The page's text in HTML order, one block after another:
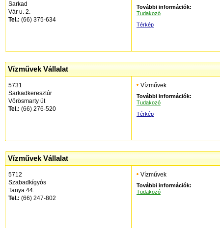
Sarkad
Vár u. 2.
Tel.: (66) 375-634
További információk:
Tudakozó
Térkép
Vízművek Vállalat
5731
Sarkadkeresztúr
Vörösmarty út
Tel.: (66) 276-520
Vízművek
További információk:
Tudakozó
Térkép
Vízművek Vállalat
5712
Szabadkígyós
Tanya 44.
Tel.: (66) 247-802
Vízművek
További információk:
Tudakozó